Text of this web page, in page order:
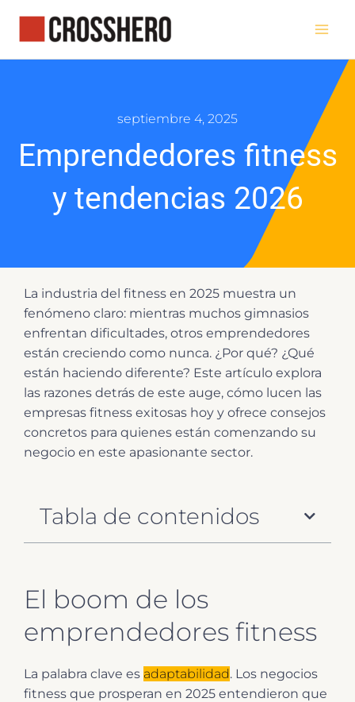
contenido
septiembre 4, 2025
Emprendedores fitness
y tendencias 2026
La industria del fitness en 2025 muestra un
fenómeno claro: mientras muchos gimnasios
enfrentan dificultades, otros emprendedores
están creciendo como nunca. ¿Por qué? ¿Qué
están haciendo diferente? Este artículo explora
las razones detrás de este auge, cómo lucen las
empresas fitness exitosas hoy y ofrece consejos
concretos para quienes están comenzando su
negocio en este apasionante sector.
Tabla de contenidos
El boom de los
emprendedores fitness
La palabra clave es adaptabilidad. Los negocios
fitness que prosperan en 2025 entendieron que